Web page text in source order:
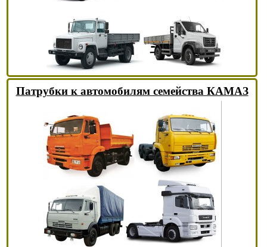
Патрубки к автомобилям семейства КАМАЗ